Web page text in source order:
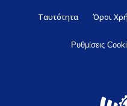
Ταυτότητα Όροι
Ρυθμίσεις